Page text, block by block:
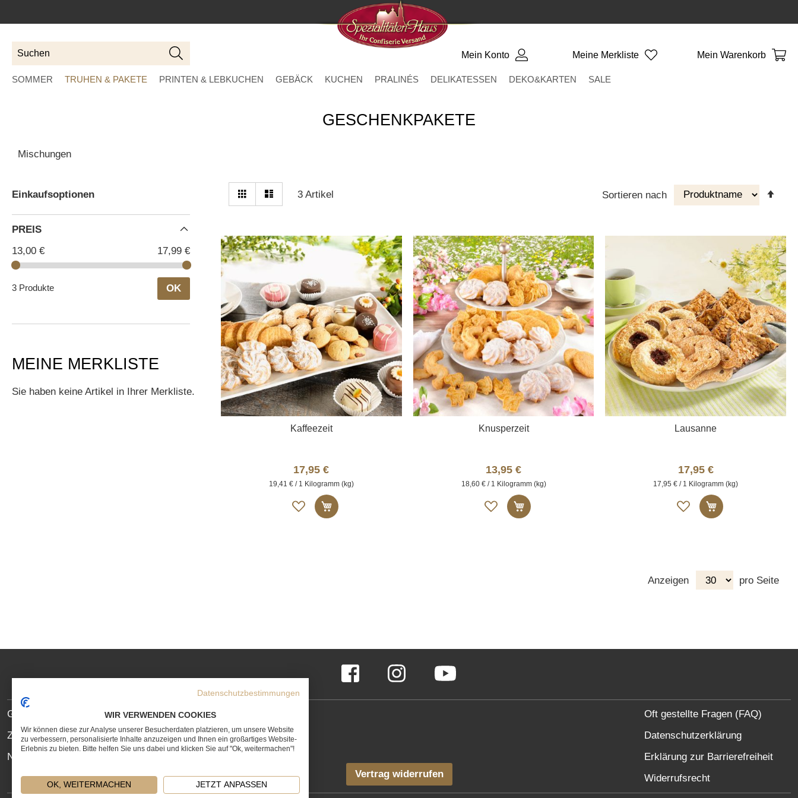
Suchen Mein Konto Meine Merkliste Mein Warenkorb
SOMMER TRUHEN & PAKETE PRINTEN & LEBKUCHEN GEBÄCK KUCHEN PRALINÉS DELIKATESSEN DEKO&KARTEN SALE
GESCHENKPAKETE
Mischungen
Einkaufsoptionen
PREIS
13,00 €
17,99 €
3 Produkte OK
Anzeigen
als
Tabelle 3Artikel Sortieren nach
Kaffeezeit
17,95 €
19,41 € / 1 Kilogramm (kg)
Auf
die
In den Warenkorb
Knusperzeit
13,95 €
18,60 € / 1 Kilogramm (kg)
Auf
die
In den Warenkorb
Lausanne
17,95 €
17,95 € / 1 Kilogramm (kg)
Auf
die
In den
Anzeigen pro Seite
MEINE MERKLISTE
Sie haben keine Artikel in Ihrer Merkliste.
MEDIA
LINKS
Facebook Instagram YouTube
SITE
LINKS
Geschenkservice
Zahlungs- und Lieferbedingungen
Newsletter
Vertrag widerrufen
Oft gestellte Fragen (FAQ)
Datenschutzerklärung
Erklärung zur Barrierefreiheit
Widerrufsrecht
Datenschutzbestimmungen
WIR VERWENDEN COOKIES
Wir können diese zur Analyse unserer Besucherdaten platzieren, um unsere Website
zu verbessern, personalisierte Inhalte anzuzeigen und Ihnen ein großartiges Website-
Erlebnis zu bieten. Bitte helfen Sie uns dabei und klicken Sie auf "Ok, weitermachen"!
OK, WEITERMACHEN JETZT ANPASSEN